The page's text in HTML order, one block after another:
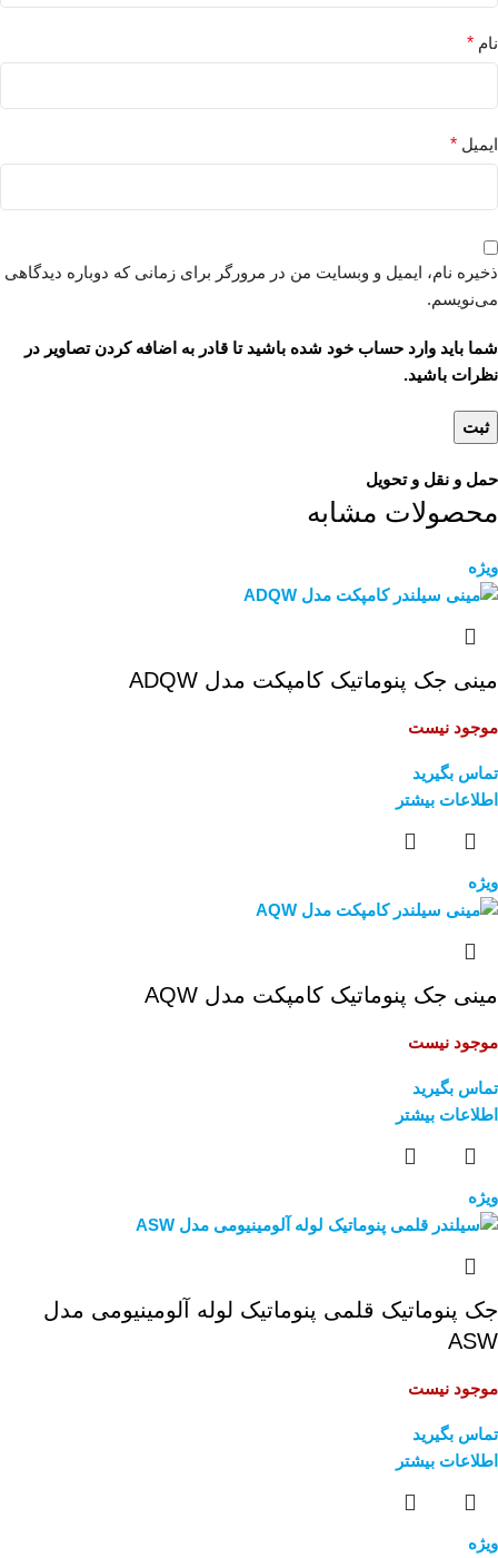
نام *
ایمیل *
ذخیره نام، ایمیل و وبسایت من در مرورگر برای زمانی که دوباره دیدگاهی
می‌نویسم.
شما باید وارد حساب خود شده باشید تا قادر به اضافه کردن تصاویر در
نظرات باشید.
حمل و نقل و تحویل
محصولات مشابه
ویژه
مینی جک پنوماتیک کامپکت مدل ADQW
موجود نیست
تماس بگیرید
اطلاعات بیشتر
ویژه
مینی جک پنوماتیک کامپکت مدل AQW
موجود نیست
تماس بگیرید
اطلاعات بیشتر
ویژه
جک پنوماتیک قلمی پنوماتیک لوله آلومینیومی مدل
ASW
موجود نیست
تماس بگیرید
اطلاعات بیشتر
ویژه